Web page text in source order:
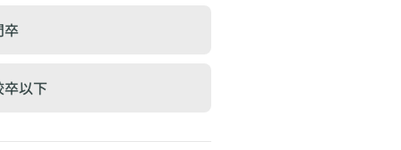
卒
卒以下